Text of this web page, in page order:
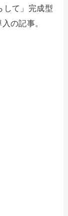
して」完成型
の記事。